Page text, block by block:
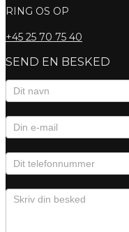
RING OS OP
+45 25 70 75 40
SEND EN BESKED
Kontaktformular